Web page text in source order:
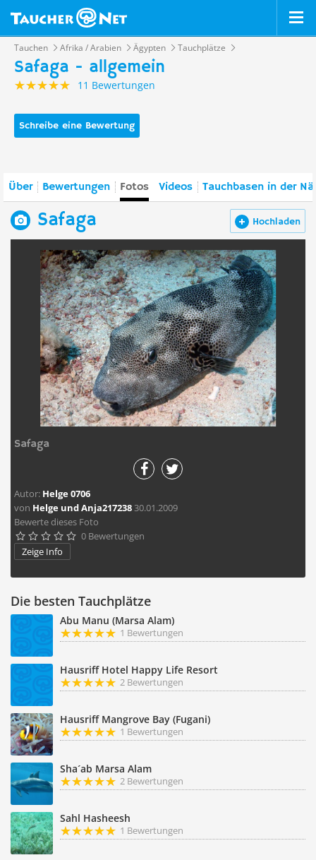
Tauchen Afrika / Arabien Ägypten Tauchplätze
Safaga - allgemein
11 Bewertungen
Schreibe eine Bewertung
Über Bewertungen Fotos Videos Tauchbasen in der
Hochladen
Safaga
Safaga
Autor: Helge 0706
von Helge und Anja21723830.01.2009
Bewerte dieses Foto
     0 Bewertungen
Zeige Info
Die besten Tauchplätze
Abu Manu (Marsa Alam)
1 Bewertungen
Hausriff Hotel Happy Life Resort
2 Bewertungen
Hausriff Mangrove Bay (Fugani)
1 Bewertungen
Sha´ab Marsa Alam
2 Bewertungen
Sahl Hasheesh
1 Bewertungen